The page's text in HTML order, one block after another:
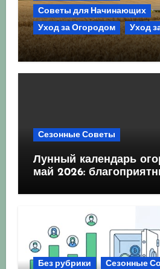
Советы для Начинающих
Уход за Огородом
Уход
Агрокультура України
Сезонные Советы
Лунный календарь
май 2026:
Без рубрики
Сезонные